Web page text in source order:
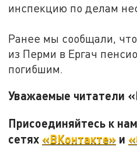
инспекцию по делам
Ранее мы сообщали,
из Перми в Ергач
погибшим.
Уважаемые читатели
Присоединяйтесь к
сетях «ВКонтакте» и